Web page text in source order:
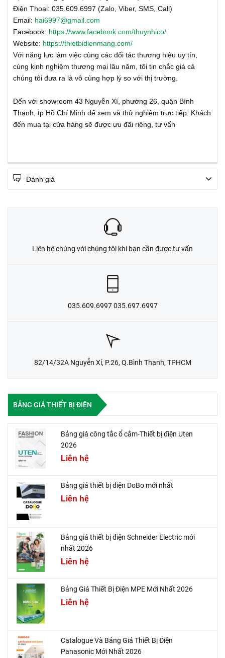
Điện Thoại: 035.609.6997 (Zalo, Viber, SMS, Call)
Email: hai6997@gmail.com
Facebook: https://www.facebook.com/thuynhico/
Website: https://thietbidienmang.com/
Với năng lực làm việc cùng các đối tác thương hiệu uy tín,
cùng kinh nghiệm thương mại lâu năm, tôi tin chắc giá cả
chúng tôi đưa ra là vô cùng hợp lý so với thị trường.
Đến với showroom 43 Nguyễn Xí, phường 26, quận Bình
Thạnh, tp Hồ Chí Minh để xem và thử nghiệm trực tiếp. Khách
đến mua tại cửa hàng sẽ được ưu đãi riêng, tư vấn
Đánh giá
Liên hệ chúng với chúng tôi khi bạn cần được tư vấn
035.609.6997 035.697.6997
82/14/32A Nguyễn Xí, P.26, Q.Bình Thạnh, TPHCM
BẢNG GIÁ THIẾT BỊ ĐIỆN
Bảng giá công tắc ổ cắm-Thiết bị điện Uten
2026
Liên hệ
Bảng giá thiết bị điện DoBo mới nhất
Liên hệ
Bảng giá thiết bị điện Schneider Electric mới
nhất 2026
Liên hệ
Bảng Giá Thiết Bị Điện MPE Mới Nhất 2026
Liên hệ
Catalogue Và Bảng Giá Thiết Bị Điện
Panasonic Mới Nhất 2026